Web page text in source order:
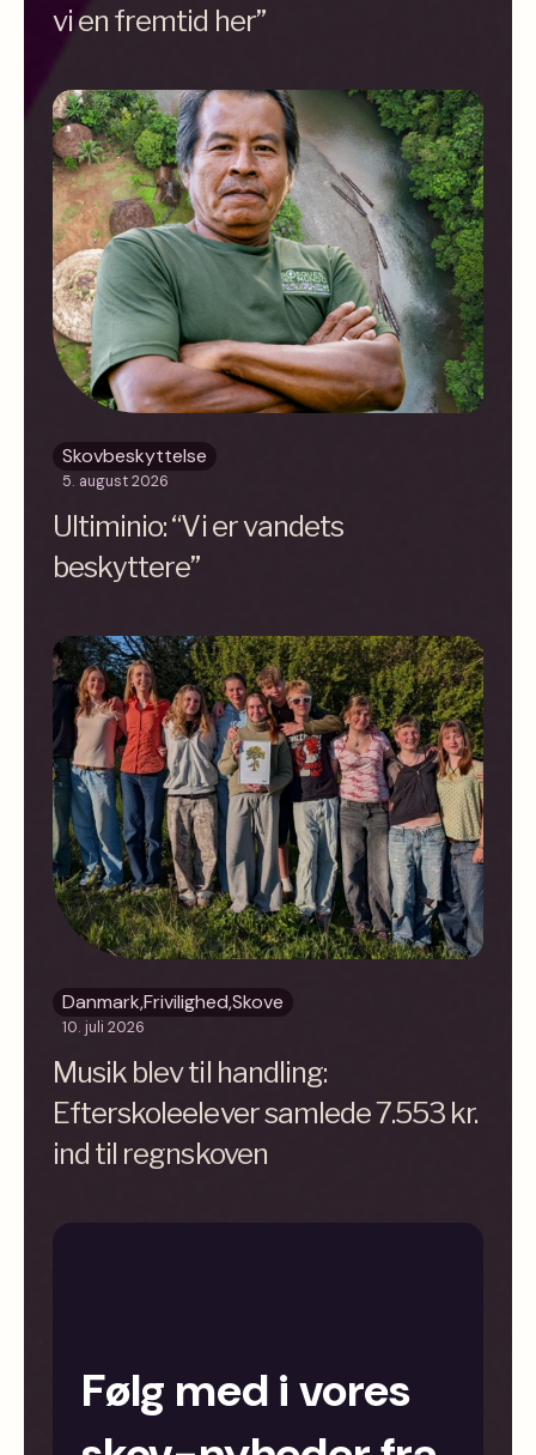
vi en fremtid her”
Skovbeskyttelse
5. august 2026
Ultiminio: “Vi er vandets
beskyttere”
Danmark,Frivilighed,Skove
10. juli 2026
Musik blev til handling:
Efterskoleelever samlede 7.553 kr.
ind til regnskoven
Følg med i vores